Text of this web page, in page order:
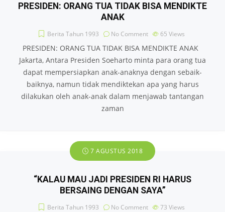
PRESIDEN: ORANG TUA TIDAK BISA MENDIKTE
ANAK
Berita Tahun 1993 No Comment 65 Views
PRESIDEN: ORANG TUA TIDAK BISA MENDIKTE ANAK
Jakarta, Antara Presiden Soeharto minta para orang tua
dapat mempersiapkan anak-anaknya dengan sebaik-
baiknya, namun tidak mendiktekan apa yang harus
dilakukan oleh anak-anak dalam menjawab tantangan
zaman
7 AGUSTUS 2018
“KALAU MAU JADI PRESIDEN RI HARUS
BERSAING DENGAN SAYA”
Berita Tahun 1993 No Comment 73 Views